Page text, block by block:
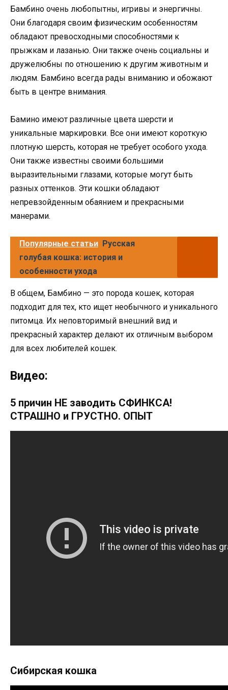
Бамбино очень любопытны, игривы и энергичны.
Они благодаря своим физическим особенностям
обладают превосходными способностями к
прыжкам и лазанью. Они также очень социальны и
дружелюбны по отношению к другим животным и
людям. Бамбино всегда рады вниманию и обожают
быть в центре внимания.
Бамино имеют различные цвета шерсти и
уникальные маркировки. Все они имеют короткую
плотную шерсть, которая не требует особого ухода.
Они также известны своими большими
выразительными глазами, которые могут быть
разных оттенков. Эти кошки обладают
непревзойденным обаянием и прекрасными
манерами.
Популярные статьи Русская
голубая кошка: история и
особенности ухода
В общем, Бамбино — это порода кошек, которая
подходит для тех, кто ищет необычного и уникального
питомца. Их неповторимый внешний вид и
прекрасный характер делают их отличным выбором
для всех любителей кошек.
Видео:
5 причин НЕ заводить СФИНКСА!
СТРАШНО и ГРУСТНО. ОПЫТ
Сибирская кошка